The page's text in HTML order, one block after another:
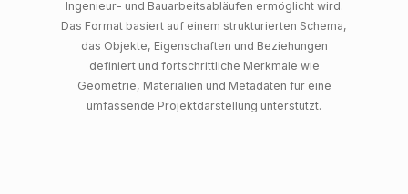
Ingenieur- und Bauarbeitsabläufen ermöglicht wird.
Das Format basiert auf einem strukturierten Schema,
das Objekte, Eigenschaften und Beziehungen
definiert und fortschrittliche Merkmale wie
Geometrie, Materialien und Metadaten für eine
umfassende Projektdarstellung unterstützt.